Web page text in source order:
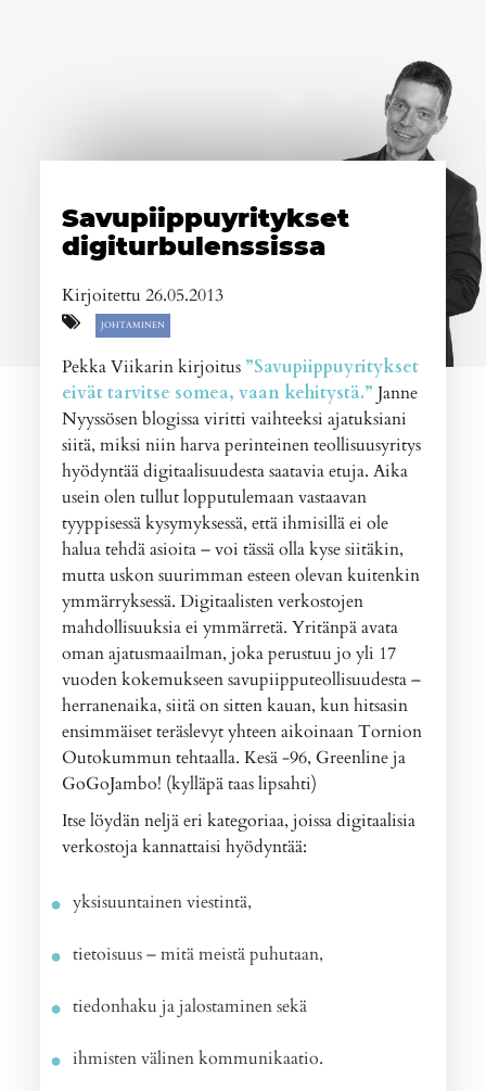
Savupiippuyritykset
digiturbulenssissa
Kirjoitettu 26.05.2013
JOHTAMINEN
Pekka Viikarin kirjoitus ”Savupiippuyritykset
eivät tarvitse somea, vaan kehitystä.” Janne
Nyyssösen blogissa viritti vaihteeksi ajatuksiani
siitä, miksi niin harva perinteinen teollisuusyritys
hyödyntää digitaalisuudesta saatavia etuja. Aika
usein olen tullut lopputulemaan vastaavan
tyyppisessä kysymyksessä, että ihmisillä ei ole
halua tehdä asioita – voi tässä olla kyse siitäkin,
mutta uskon suurimman esteen olevan kuitenkin
ymmärryksessä. Digitaalisten verkostojen
mahdollisuuksia ei ymmärretä. Yritänpä avata
oman ajatusmaailman, joka perustuu jo yli 17
vuoden kokemukseen savupiipputeollisuudesta –
herranenaika, siitä on sitten kauan, kun hitsasin
ensimmäiset teräslevyt yhteen aikoinaan Tornion
Outokummun tehtaalla. Kesä -96, Greenline ja
GoGoJambo! (kylläpä taas lipsahti)
Itse löydän neljä eri kategoriaa, joissa digitaalisia
verkostoja kannattaisi hyödyntää:
yksisuuntainen viestintä,
tietoisuus – mitä meistä puhutaan,
tiedonhaku ja jalostaminen sekä
ihmisten välinen kommunikaatio.